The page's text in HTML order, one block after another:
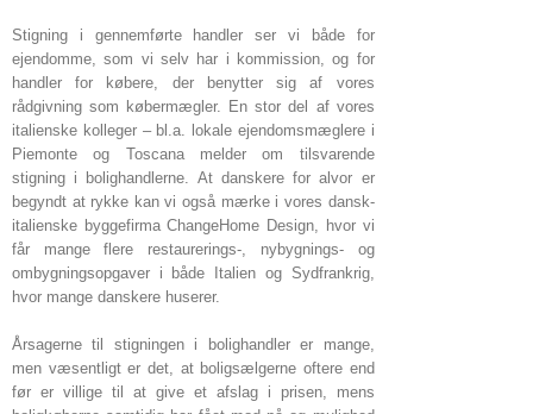
Stigning i gennemførte handler ser vi både for
ejendomme, som vi selv har i kommission, og for
handler for købere, der benytter sig af vores
rådgivning som købermægler. En stor del af vores
italienske kolleger – bl.a. lokale ejendomsmæglere i
Piemonte og Toscana melder om tilsvarende
stigning i bolighandlerne. At danskere for alvor er
begyndt at rykke kan vi også mærke i vores dansk-
italienske byggefirma ChangeHome Design, hvor vi
får mange flere restaurerings-, nybygnings- og
ombygningsopgaver i både Italien og Sydfrankrig,
hvor mange danskere huserer.
Årsagerne til stigningen i bolighandler er mange,
men væsentligt er det, at boligsælgerne oftere end
før er villige til at give et afslag i prisen, mens